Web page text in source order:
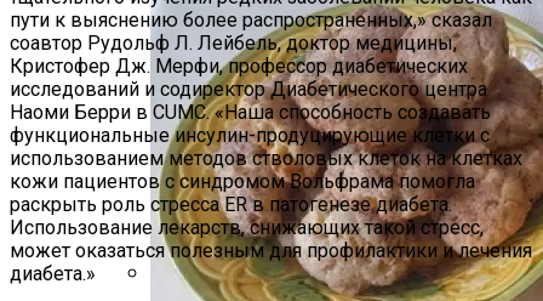
пути к выяснению более распространенных,» сказал
соавтор Рудольф Л. Лейбель, доктор медицины,
Кристофер Дж. Мерфи, профессор диабетических
исследований и содиректор Диабетического центра
Наоми Берри в CUMC. «Наша способность создавать
функциональные инсулин-продуцирующие клетки с
использованием методов стволовых клеток на клетках
кожи пациентов с синдромом Вольфрама помогла
раскрыть роль стресса ER в патогенезе диабета.
Использование лекарств, снижающих такой стресс,
может оказаться полезным для профилактики и лечения
диабета.»